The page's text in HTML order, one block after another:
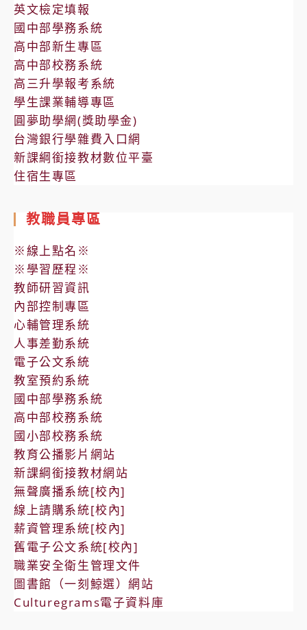
英文檢定填報
國中部學務系統
高中部新生專區
高中部校務系統
高三升學報考系統
學生課業輔導專區
圓夢助學網(獎助學金)
台灣銀行學雜費入口網
新課綱銜接教材數位平臺
住宿生專區
教職員專區
※線上點名※
※學習歷程※
教師研習資訊
內部控制專區
心輔管理系統
人事差勤系統
電子公文系統
教室預約系統
國中部學務系統
高中部校務系統
國小部校務系統
教育公播影片網站
新課綱銜接教材網站
無聲廣播系統[校內]
線上請購系統[校內]
薪資管理系統[校內]
舊電子公文系統[校內]
職業安全衛生管理文件
圖書館（一刻鯨選）網站
Culturegrams電子資料庫